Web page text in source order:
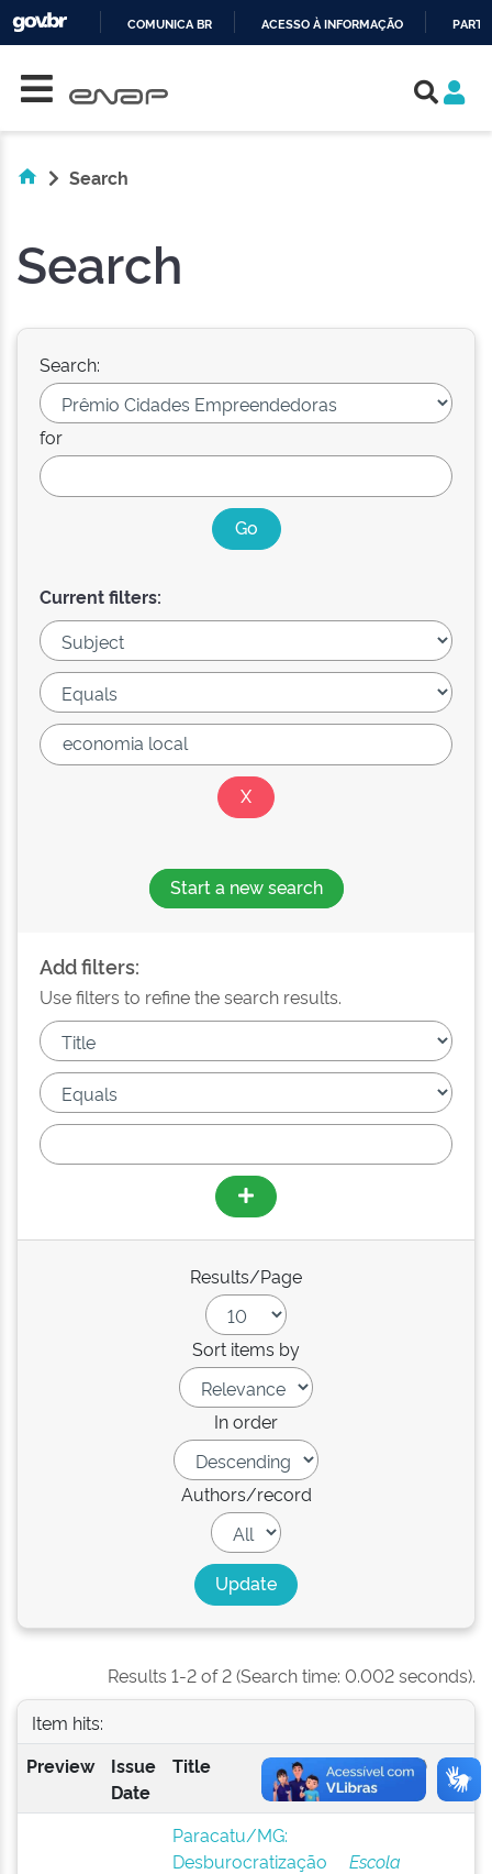
COMUNICA BR ACESSO À INFORMAÇÃO
Search
Search
Search:
for
Current filters:
Start a new search
Add filters:
Use filters to refine the search results.
Results/Page
Sort items by
In order
Authors/record
Results 1-2 of 2 (Search time: 0.002 seconds).
Item hits:
Preview
Issue
Date
Title Author(s)
Paracatu/MG:
Desburocratização
Escola